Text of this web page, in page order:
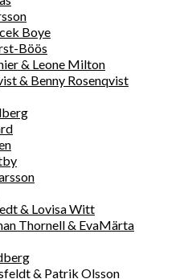
Boye
Böös
& Leone Milton
& Benny Rosenqvist
& Lovisa Witt
Thornell & EvaMärta
& Patrik Olsson